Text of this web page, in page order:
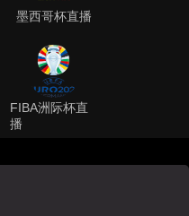
墨西哥杯直播
FIBA洲际杯直
播